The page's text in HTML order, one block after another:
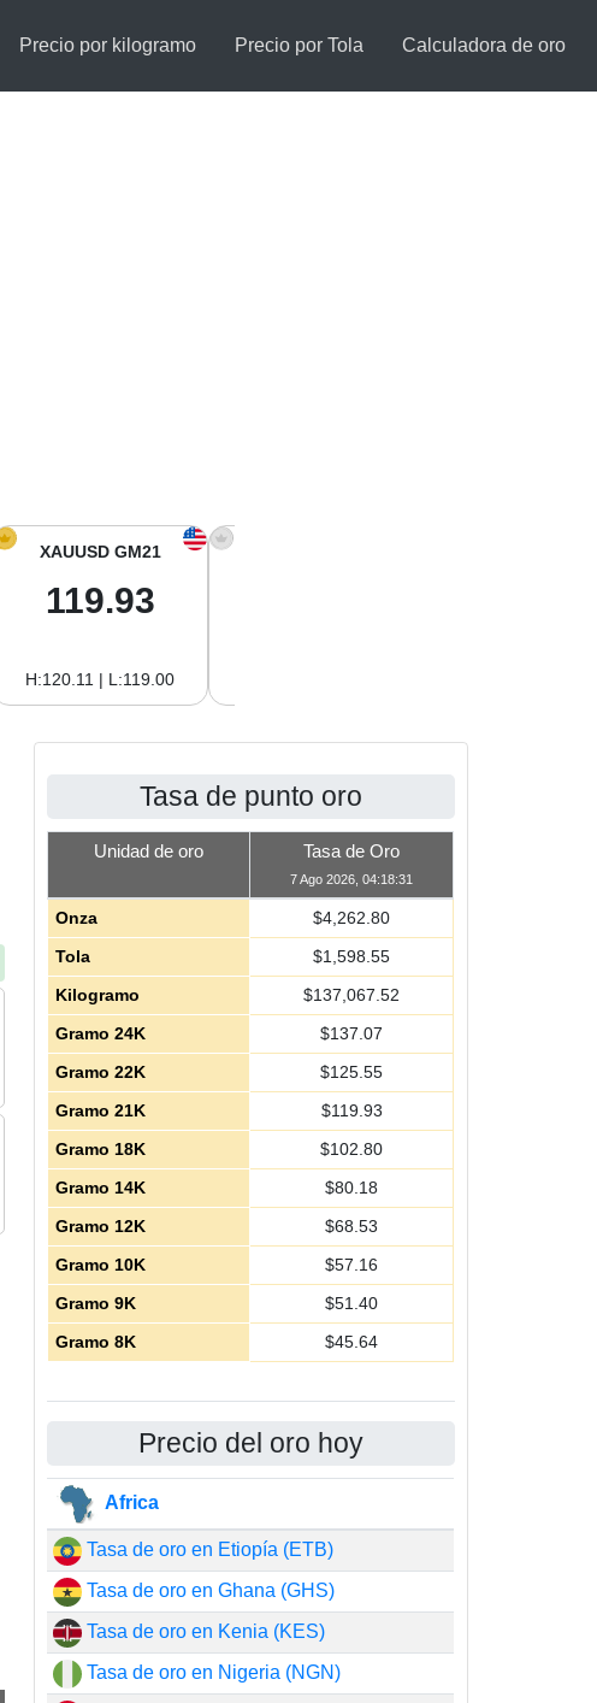
Precio por kilogramo Precio por Tola Calculadora de oro
XAUUSD GM21
119.93
H:120.11 | L:119.00
Tasa de punto oro
Unidad de oro Tasa de Oro
7 Ago 2026, 04:18:31
Onza $4,262.80
Tola
$1,598.55
Kilogramo
$137,067.52
Gramo 24K
$137.07
Gramo 22K
$125.55
Gramo 21K
$119.93
Gramo 18K
$102.80
Gramo 14K
$80.18
Gramo 12K
$68.53
Gramo 10K
$57.16
Gramo 9K
$51.40
Gramo 8K
$45.64
Precio del oro hoy
Africa
Tasa de oro en Etiopía (ETB)
Tasa de oro en Ghana (GHS)
Tasa de oro en Kenia (KES)
Tasa de oro en Nigeria (NGN)